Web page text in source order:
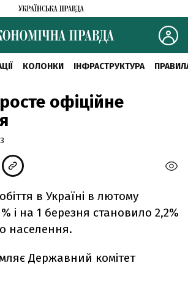
КОЛОНКИ ІНФРАСТРУКТУРА
офіційне
в Україні в лютому
і на 1 березня становило 2,2%
населення.
Державний комітет